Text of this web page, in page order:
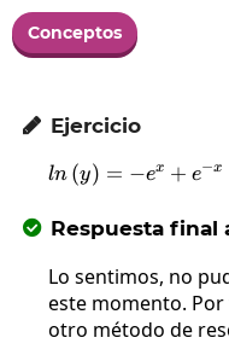
Conceptos
 Ejercicio
ln (y) = −ex + e−x
 Respuesta final
Lo sentimos, no
este momento.
otro método de